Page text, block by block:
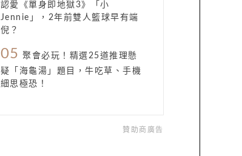
認愛《單身即地獄3》「小
Jennie」，2年前雙人籃球早有端
倪？
05 聚會必玩！精選25道推理懸
疑「海龜湯」題目，牛吃草、手機
細思極恐！
贊助商廣告